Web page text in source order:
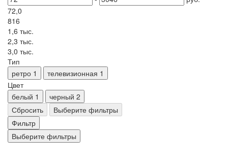
72,0
816
1,6 тыс.
2,3 тыс.
3,0 тыс.
Тип
ретро 1 телевизионная 1
Цвет
белый 1 черный 2
Сбросить
Выберите фильтры
Фильтр
Выберите фильтры